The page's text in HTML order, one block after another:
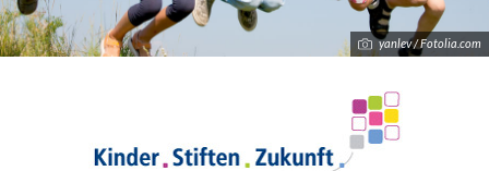
yanlev / Fotolia.com